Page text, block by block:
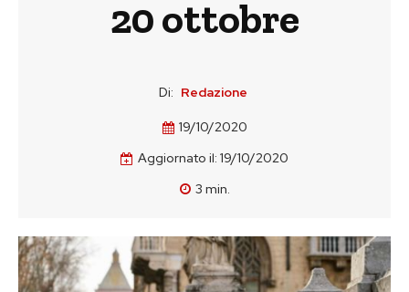
20 ottobre
Di: Redazione
19/10/2020
Aggiornato il: 19/10/2020
3 min.